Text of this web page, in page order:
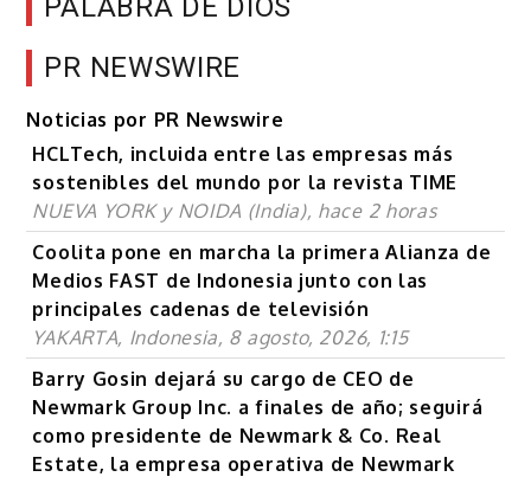
PALABRA DE DIOS
PR NEWSWIRE
Noticias por PR Newswire
HCLTech, incluida entre las empresas más
sostenibles del mundo por la revista TIME
NUEVA YORK y NOIDA (India), hace 2 horas
Coolita pone en marcha la primera Alianza de
Medios FAST de Indonesia junto con las
principales cadenas de televisión
YAKARTA, Indonesia, 8 agosto, 2026, 1:15
Barry Gosin dejará su cargo de CEO de
Newmark Group Inc. a finales de año; seguirá
como presidente de Newmark & Co. Real
Estate, la empresa operativa de Newmark